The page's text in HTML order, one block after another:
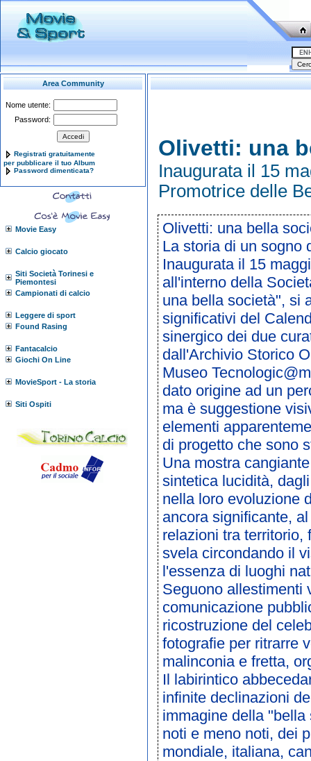
Area Community
Nome utente:
Password:
Registrati gratuitamente
per pubblicare il tuo Album
Password dimenticata?
Movie Easy
Calcio giocato
Siti Società Torinesi e
Piemontesi
Campionati di calcio
Leggere di sport
Found Rasing
Fantacalcio
Giochi On Line
MovieSport - La storia
Siti Ospiti
Olivetti: una
Inaugurata il 15
Promotrice delle
Olivetti: una bella
La storia di un sogno
Inaugurata il 15
all'interno della
una bella società", si
significativi del
sinergico dei due
dall'Archivio Storico
Museo
dato origine ad un
ma è suggestione
elementi
di progetto che sono
Una mostra
sintetica lucidità,
nella loro evoluzione
ancora significante,
relazioni tra territorio,
svela circondando il
l'essenza di luoghi
Seguono allestimenti
comunicazione
ricostruzione del
fotografie per ritrarre
malinconia e fretta,
Il labirintico
infinite declinazioni
immagine della
noti e meno noti, dei
mondiale, italiana,